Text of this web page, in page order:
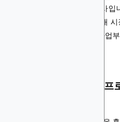
선도적인 미국 글로벌 보험사
국가에서 운영되며 미국 소매
이라는 두 가지 주요 전략 사업
Liberty Mutual 제휴 프